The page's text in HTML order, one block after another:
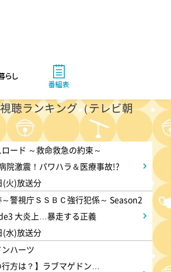
らし
番組表
聴ランキング（テレビ朝
ード ～救命救急の約束～
院激震！パワハラ＆医療事故!?
(火)放送分
警視庁ＳＳＢＣ強行犯係～ Season2
大炎上…暴走する正義
(水)放送分
ハーツ
行方は？】ラブマゲドン…
午前 10:10
じゅん散歩
午前 10:40
大下容子ワイド!スクランブル
午後 1:00
徹子の部屋 高橋文哉
午後 1:30